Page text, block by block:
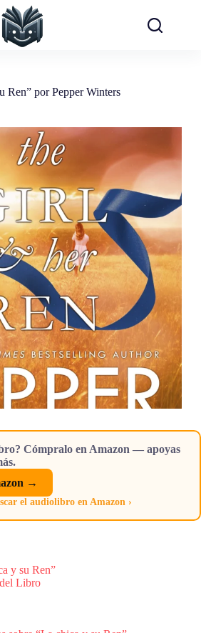
Ren” por Pepper Winters
Cómpralo en Amazon — apoyas
→
el audiolibro en Amazon ›
y su Ren”
Libro